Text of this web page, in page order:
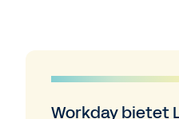
Workday bietet